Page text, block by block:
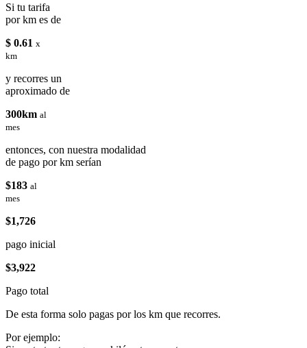
Si tu tarifa
por km es de
$ 0.61 x
km
y recorres un
aproximado de
300km al
mes
entonces, con nuestra modalidad
de pago por km serían
$183 al
mes
$1,726
pago inicial
$3,922
Pago total
De esta forma solo pagas por los km que recorres.
Por ejemplo: